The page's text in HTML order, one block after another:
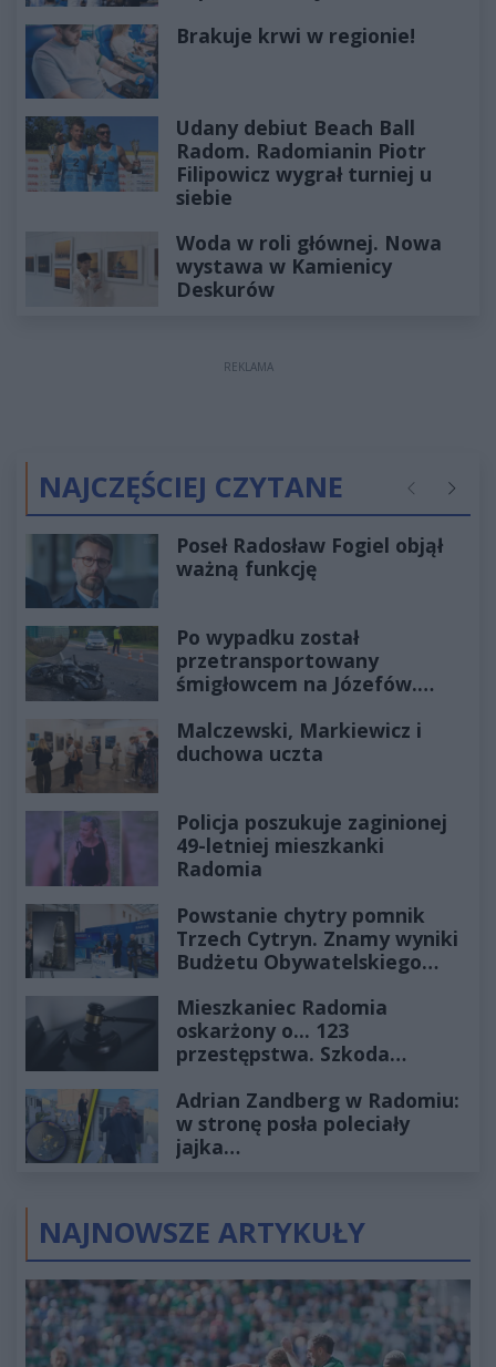
Brakuje krwi w regionie!
Udany debiut Beach Ball
Radom. Radomianin Piotr
Filipowicz wygrał turniej u
siebie
Woda w roli głównej. Nowa
wystawa w Kamienicy
Deskurów
REKLAMA
NAJCZĘŚCIEJ CZYTANE Poprzednie
Poseł Radosław Fogiel objął
ważną funkcję
Po wypadku został
przetransportowany
śmigłowcem na Józefów.
Malczewski, Markiewicz i
duchowa uczta
Policja poszukuje zaginionej
49-letniej mieszkanki
Radomia
Powstanie chytry pomnik
Trzech Cytryn. Znamy wyniki
Budżetu Obywatelskiego
Mieszkaniec Radomia
oskarżony o... 123
przestępstwa. Szkoda
złotych
Adrian Zandberg w Radomiu:
w stronę posła poleciały
jajka…
NAJNOWSZE ARTYKUŁY